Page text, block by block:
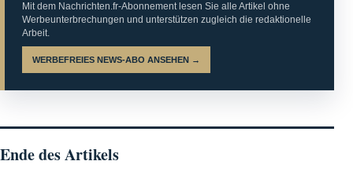
Mit dem Nachrichten.fr-Abonnement lesen Sie alle Artikel ohne
Werbeunterbrechungen und unterstützen zugleich die redaktionelle
Arbeit.
WERBEFREIES NEWS-ABO ANSEHEN →
Ende des Artikels